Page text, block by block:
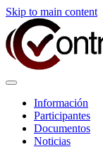
Skip to main content
Información
Participantes
Documentos
Noticias